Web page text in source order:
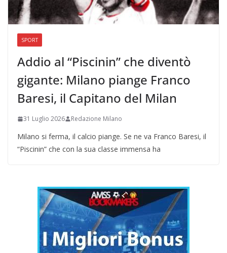
SPORT
Addio al “Piscinin” che diventò
gigante: Milano piange Franco
Baresi, il Capitano del Milan
31 Luglio 2026 Redazione Milano
Milano si ferma, il calcio piange. Se ne va Franco Baresi, il
“Piscinin” che con la sua classe immensa ha